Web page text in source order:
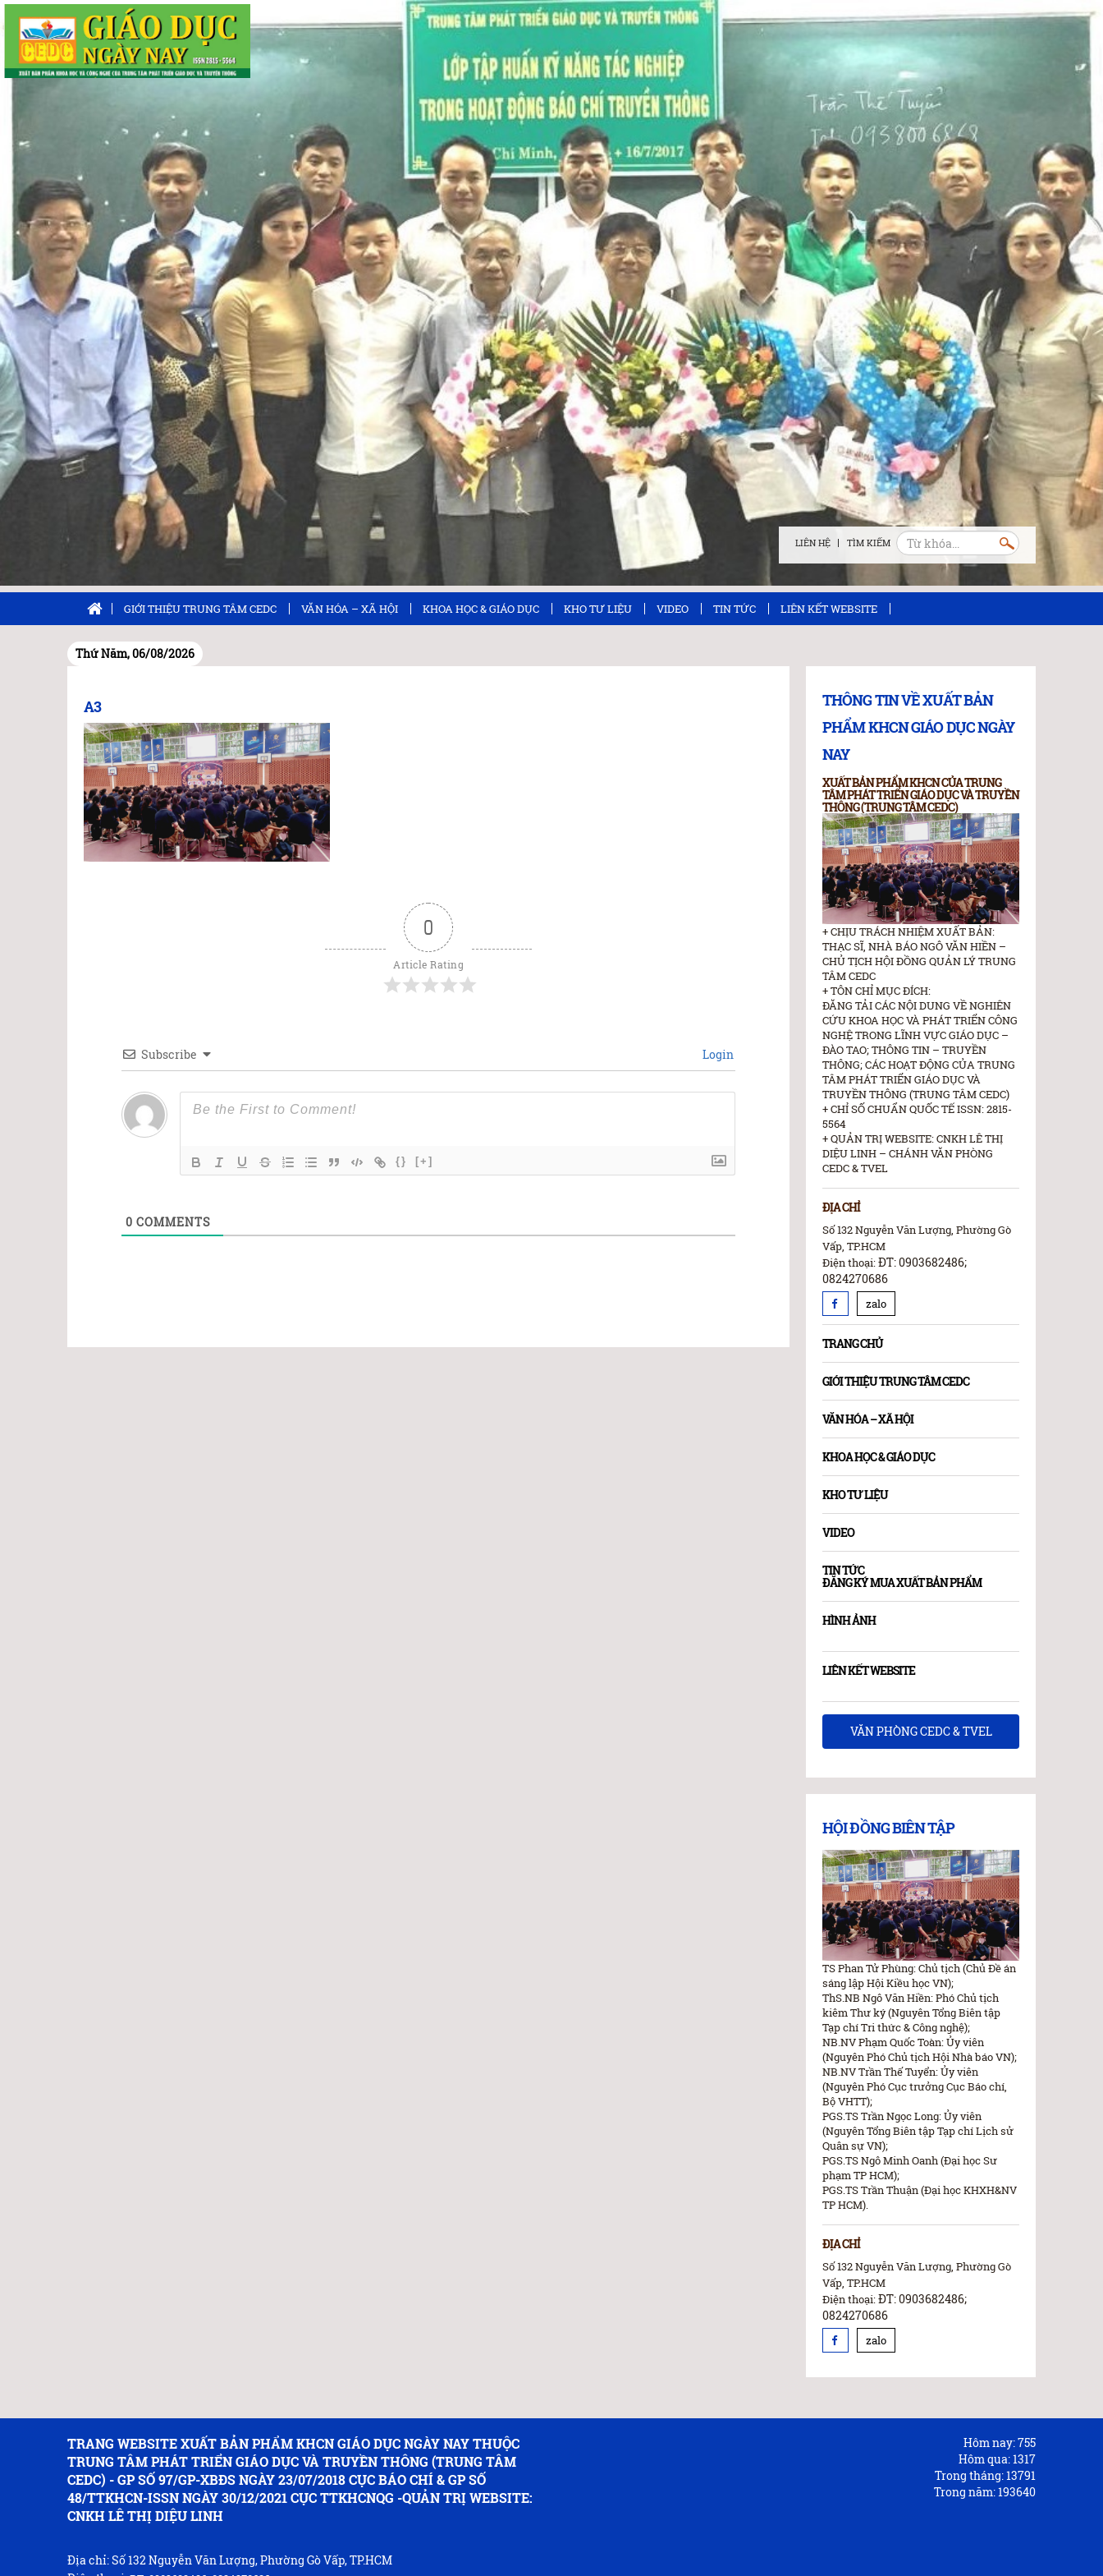
LIÊN HỆ
GIỚI THIỆU TRUNG TÂM CEDC VĂN HÓA – XÃ HỘI KHOA HỌC & GIÁO DỤC KHO TƯ LIỆU VIDEO TIN TỨC LIÊN KẾT WEBSITE
Thứ Năm, 06/08/2026
A3
0
Article Rating
Subscribe Login
{} [+]
0 COMMENTS
THÔNG TIN VỀ XUẤT BẢN
PHẨM KHCN GIÁO DỤC NGÀY
NAY
XUẤT BẢN PHẨM KHCN CỦA TRUNG
TÂM PHÁT TRIỂN GIÁO DỤC VÀ TRUYỀN
THÔNG (TRUNG TÂM CEDC)
+ CHỊU TRÁCH NHIỆM XUẤT BẢN:
THẠC SĨ, NHÀ BÁO NGÔ VĂN HIỀN –
CHỦ TỊCH HỘI ĐỒNG QUẢN LÝ TRUNG
TÂM CEDC
+ TÔN CHỈ MỤC ĐÍCH:
ĐĂNG TẢI CÁC NỘI DUNG VỀ NGHIÊN
CỨU KHOA HỌC VÀ PHÁT TRIỂN CÔNG
NGHỆ TRONG LĨNH VỰC GIÁO DỤC –
ĐÀO TAO; THÔNG TIN – TRUYỀN
THÔNG; CÁC HOẠT ĐỘNG CỦA TRUNG
TÂM PHÁT TRIỂN GIÁO DỤC VÀ
TRUYỀN THÔNG (TRUNG TÂM CEDC)
+ CHỈ SỐ CHUẨN QUỐC TẾ ISSN: 2815-
5564
+ QUẢN TRỊ WEBSITE: CNKH LÊ THỊ
DIỆU LINH – CHÁNH VĂN PHÒNG
CEDC & TVEL
ĐỊA CHỈ
Số 132 Nguyễn Văn Lượng, Phường Gò
Vấp, TP.HCM
Điện thoại:ĐT: 0903682486;
0824270686
zalo
TRANG CHỦ
GIỚI THIỆU TRUNG TÂM CEDC
VĂN HÓA – XÃ HỘI
KHOA HỌC & GIÁO DỤC
KHO TƯ LIỆU
VIDEO
TIN TỨC
ĐĂNG KÝ MUA XUẤT BẢN PHẨM
HÌNH ẢNH
LIÊN KẾT WEBSITE
VĂN PHÒNG CEDC & TVEL
HỘI ĐỒNG BIÊN TẬP
TS Phan Tử Phùng: Chủ tịch (Chủ Đề án
sáng lập Hội Kiều học VN);
ThS.NB Ngô Văn Hiền: Phó Chủ tịch
kiêm Thư ký (Nguyên Tổng Biên tập
Tạp chí Tri thức & Công nghệ);
NB.NV Phạm Quốc Toàn: Ủy viên
(Nguyên Phó Chủ tịch Hội Nhà báo VN);
NB.NV Trần Thế Tuyển: Ủy viên
(Nguyên Phó Cục trưởng Cục Báo chí,
Bộ VHTT);
PGS.TS Trần Ngọc Long: Ủy viên
(Nguyên Tổng Biên tập Tạp chí Lịch sử
Quân sự VN);
PGS.TS Ngô Minh Oanh (Đại học Sư
phạm TP HCM);
PGS.TS Trần Thuận (Đại học KHXH&NV
TP HCM).
ĐỊA CHỈ
Số 132 Nguyễn Văn Lượng, Phường Gò
Vấp, TP.HCM
Điện thoại:ĐT: 0903682486;
0824270686
zalo
TRANG WEBSITE XUẤT BẢN PHẨM KHCN GIÁO DỤC NGÀY NAY THUỘC
TRUNG TÂM PHÁT TRIỂN GIÁO DỤC VÀ TRUYỀN THÔNG (TRUNG TÂM
CEDC) - GP SỐ 97/GP-XBĐS NGÀY 23/07/2018 CỤC BÁO CHÍ & GP SỐ
48/TTKHCN-ISSN NGÀY 30/12/2021 CỤC TTKHCNQG -QUẢN TRỊ WEBSITE:
CNKH LÊ THỊ DIỆU LINH
Địa chỉ: Số 132 Nguyễn Văn Lượng, Phường Gò Vấp, TP.HCM
Hôm nay:755
Hôm qua:1317
Trong tháng:13791
Trong năm:193640